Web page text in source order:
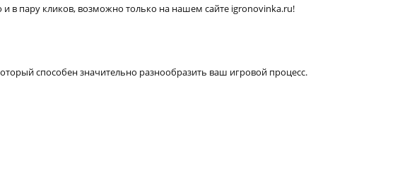
в пару кликов, возможно только на нашем сайте igronovinka.ru!
способен значительно разнообразить ваш игровой процесс.